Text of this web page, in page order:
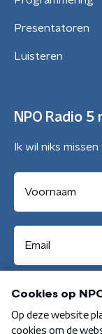
Presentatoren
Luisteren
NPO Radio
Ik wil niks